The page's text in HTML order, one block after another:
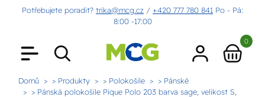
Potřebujete poradit? trika@mcg.cz / +420 777 780 841 Po - Pá:
8:00 -17:00
0
Domů > Produkty > Polokošile
> Pánské
> Pánská polokošile Pique Polo 203 barva sage, velikost S,